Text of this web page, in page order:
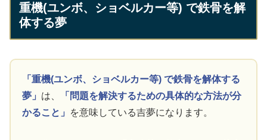
重機(ユンボ、ショベルカー等) で鉄骨を解
体する夢
「重機(ユンボ、ショベルカー等) で鉄骨を解体する
夢」 は、
「問題を解決するための具体的な方法が分
かること」
を意味している吉夢になります。